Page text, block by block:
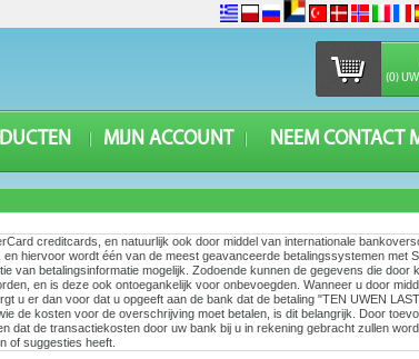
(0) UW
MIJN ACCOUNT NEEM CONTACT
creditcards, en natuurlijk ook door middel van internationale
hiervoor wordt één van de meest geavanceerde betalingssystemen met
van betalingsinformatie mogelijk. Zodoende kunnen de gegevens die door
en is deze ook ontoegankelijk voor onbevoegden. Wanneer u door
u er dan voor dat u opgeeft aan de bank dat de betaling "TEN UWEN
de kosten voor de overschrijving moet betalen, is dit belangrijk. Door
dat de transactiekosten door uw bank bij u in rekening gebracht zullen
of suggesties heeft.